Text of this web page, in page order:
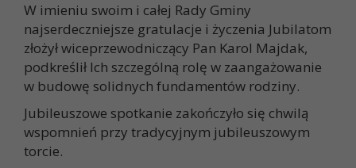
W imieniu swoim i całej Rady Gminy
najserdeczniejsze gratulacje i życzenia Jubilatom
złożył wiceprzewodniczący Pan Karol Majdak,
podkreślił Ich szczególną rolę w zaangażowanie
w budowę solidnych fundamentów rodziny.
Jubileuszowe spotkanie zakończyło się chwilą
wspomnień przy tradycyjnym jubileuszowym
torcie.